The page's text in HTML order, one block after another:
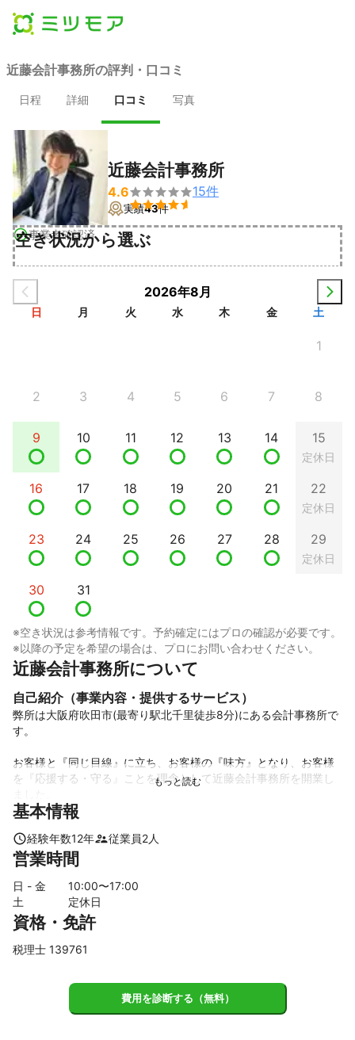
近藤会計事務所の評判・口コミ
日程 詳細 口コミ 写真
事業者確認済
近藤会計事務所
4.6

15件
実績43件
空き状況から選ぶ
2026年8月
日 月 火 水 木 金 土
1
2 3 4 5 6 7 8
9 10 11 12 13 14 15
定休日
16 17 18 19 20 21 22
定休日
23 24 25 26 27 28 29
定休日
30 31
※空き状況は参考情報です。予約確定にはプロの確認が必要です。
※以降の予定を希望の場合は、プロにお問い合わせください。
近藤会計事務所について
自己紹介（事業内容・提供するサービス）
弊所は大阪府吹田市(最寄り駅北千里徒歩8分)にある会計事務所で
す。
お客様と『同じ目線』に立ち、お客様の『味方』となり、お客様
を『応援する・守る』ことを理念として近藤会計事務所を開業し
・公認会計士として培った会計知識や監査技術又は経営者目線で
の経営分析技術
づく資産運用技術
弊所ではこれらの経験に基づいた知識や技術を生かし、また、公
等支援機関として、弁護士、司法書士、社会保険労務士、行政書
て会計監査、税務顧問、仕訳記帳代行、税金対策、相続対策、年
末調整、創業融資サポート、法人設立サポート、ライフプランニ
ング、保険代理店等のサービスをなど提供いたします。
基本情報
経験年数12年 従業員2人
営業時間
日 - 金 10:00〜17:00
土
定休日
資格・免許
税理士 139761
費用を診断する（無料）